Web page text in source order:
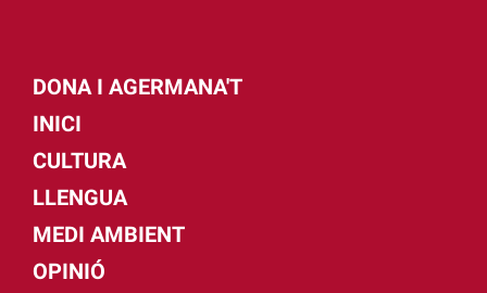
DONA I AGERMANA'T
INICI
CULTURA
LLENGUA
MEDI AMBIENT
OPINIÓ